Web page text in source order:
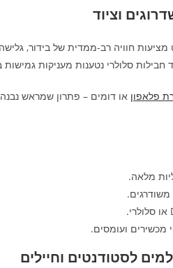
וציוד
מציעות חוויה רב-ממדית של
סלולרי נטענות מעניקות
פלאפון או דומים – פתרון שמראש
מלאה.
מכשירים ועומסים.
לסטודנטים וחיילים